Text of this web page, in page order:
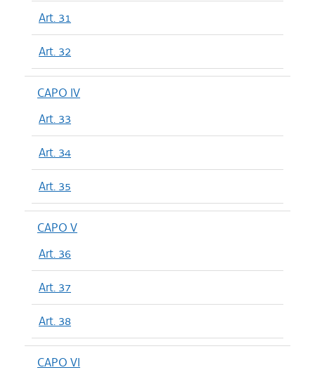
Art. 31
Art. 32
CAPO IV
Art. 33
Art. 34
Art. 35
CAPO V
Art. 36
Art. 37
Art. 38
CAPO VI